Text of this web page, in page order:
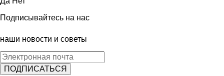
Подписывайтесь на нас
наши новости и советы